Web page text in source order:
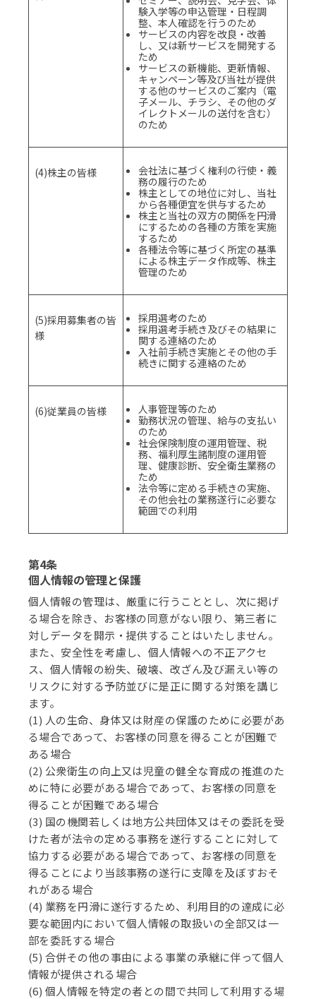
験入学等の申込管理・日程調
整、本人確認を行うのため
サービスの内容を改良・改善
し、又は新サービスを開発する
ため
サービスの新機能、更新情報、
キャンペーン等及び当社が提供
する他のサービスのご案内（電
子メール、チラシ、その他のダ
イレクトメールの送付を含む）
のため
(4)株主の皆様
会社法に基づく権利の行使・義
務の履行のため
株主としての地位に対し、当社
から各種便宜を供与するため
株主と当社の双方の関係を円滑
にするための各種の方策を実施
するため
各種法令等に基づく所定の基準
による株主データ作成等、株主
管理のため
(5)採用募集者の皆
様
採用選考のため
採用選考手続き及びその結果に
関する連絡のため
入社前手続き実施とその他の手
続きに関する連絡のため
(6)従業員の皆様
人事管理等のため
勤務状況の管理、給与の支払い
のため
社会保険制度の運用管理、税
務、福利厚生諸制度の運用管
理、健康診断、安全衛生業務の
ため
法令等に定める手続きの実施、
その他会社の業務遂行に必要な
範囲での利用
第4条
個人情報の管理と保護
個人情報の管理は、厳重に行うこととし、次に掲げ
る場合を除き、お客様の同意がない限り、第三者に
対しデータを開示・提供することはいたしません。
また、安全性を考慮し、個人情報への不正アクセ
ス、個人情報の紛失、破壊、改ざん及び漏えい等の
リスクに対する予防並びに是正に関する対策を講じ
ます。
(1) 人の生命、身体又は財産の保護のために必要があ
る場合であって、お客様の同意を得ることが困難で
ある場合
(2) 公衆衛生の向上又は児童の健全な育成の推進のた
めに特に必要がある場合であって、お客様の同意を
得ることが困難である場合
(3) 国の機関若しくは地方公共団体又はその委託を受
けた者が法令の定める事務を遂行することに対して
協力する必要がある場合であって、お客様の同意を
得ることにより当該事務の遂行に支障を及ぼすおそ
れがある場合
(4) 業務を円滑に遂行するため、利用目的の達成に必
要な範囲内において個人情報の取扱いの全部又は一
部を委託する場合
(5) 合併その他の事由による事業の承継に伴って個人
情報が提供される場合
(6) 個人情報を特定の者との間で共同して利用する場